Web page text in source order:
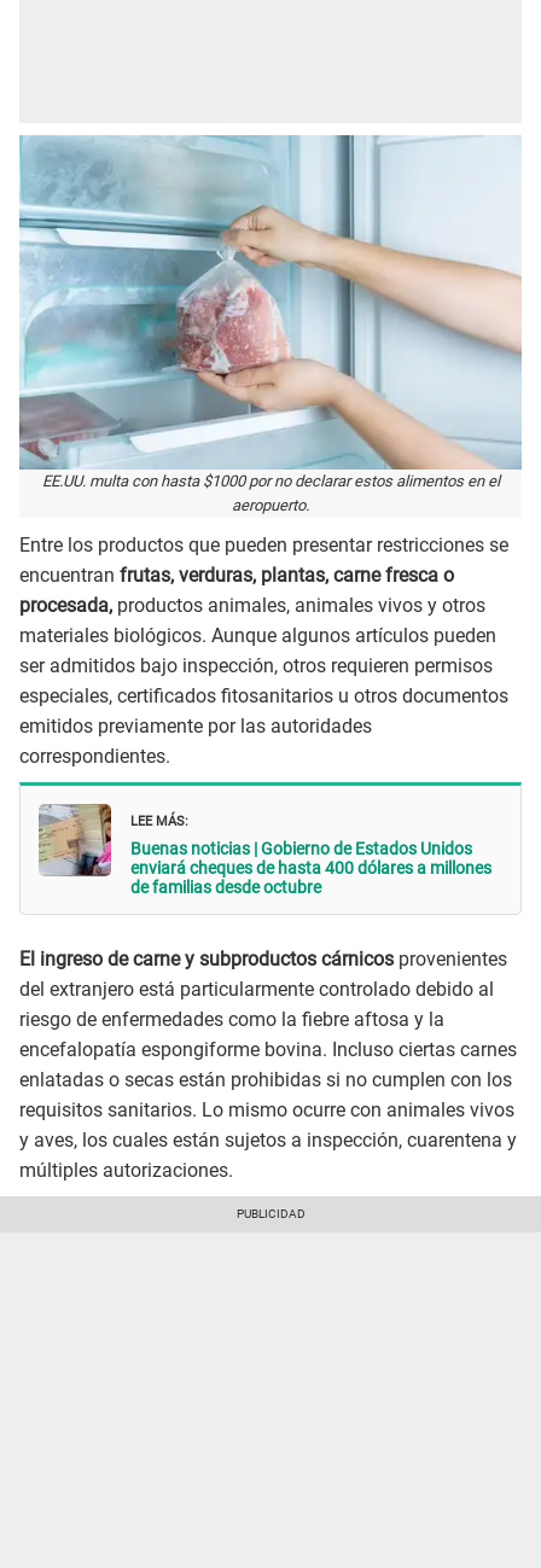
EE.UU. multa con hasta $1000 por no declarar estos alimentos en el
aeropuerto.
Entre los productos que pueden presentar restricciones se
encuentran frutas, verduras, plantas, carne fresca o
procesada, productos animales, animales vivos y otros
materiales biológicos. Aunque algunos artículos pueden
ser admitidos bajo inspección, otros requieren permisos
especiales, certificados fitosanitarios u otros documentos
emitidos previamente por las autoridades
correspondientes.
LEE MÁS:
Buenas noticias | Gobierno de Estados Unidos
enviará cheques de hasta 400 dólares a millones
de familias desde octubre
El ingreso de carne y subproductos cárnicos provenientes
del extranjero está particularmente controlado debido al
riesgo de enfermedades como la fiebre aftosa y la
encefalopatía espongiforme bovina. Incluso ciertas carnes
enlatadas o secas están prohibidas si no cumplen con los
requisitos sanitarios. Lo mismo ocurre con animales vivos
y aves, los cuales están sujetos a inspección, cuarentena y
múltiples autorizaciones.